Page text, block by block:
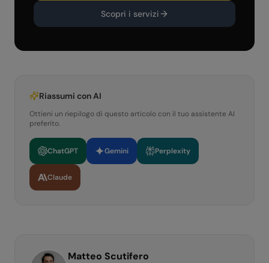
Scopri i servizi
Riassumi con AI
Ottieni un riepilogo di questo articolo con il tuo assistente AI
preferito.
ChatGPT Gemini Perplexity
Claude
Matteo Scutifero